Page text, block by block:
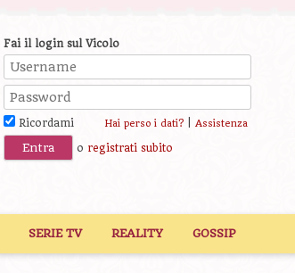
Fai il login sul Vicolo
Ricordami Hai perso i dati?| Assistenza
o registrati subito
SERIE TV REALITY GOSSIP